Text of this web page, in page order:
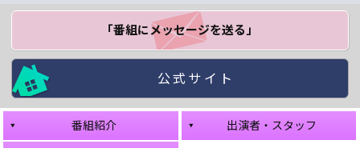
「番組にメッセージを送る」
公式サイト
番組紹介 出演者・スタッフ